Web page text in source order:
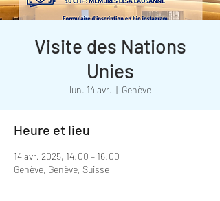
Visite des Nations
Unies
lun. 14 avr.
  |
Genève
Heure et lieu
14 avr. 2025, 14:00 – 16:00
Genève, Genève, Suisse